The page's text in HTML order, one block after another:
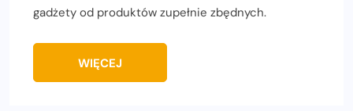
gadżety od produktów zupełnie zbędnych.
WIĘCEJ